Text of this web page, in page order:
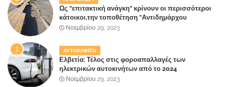
Ως "επιτακτική ανάγκη" κρίνουν οι περισσότεροι
κάτοικοι,την τοποθέτηση "Αντιδημάρχου
Παραλιακής Ζώνης" στο Δήμο Μάνδρας-Ειδυλλίας!
Νοεμβρίου 29, 2023
ΑΥΤΟΚΙΝΗΤΟ
Ελβετία: Τέλος στις φοροαπαλλαγές των
ηλεκτρικών αυτοκινήτων από το 2024
Νοεμβρίου 29, 2023